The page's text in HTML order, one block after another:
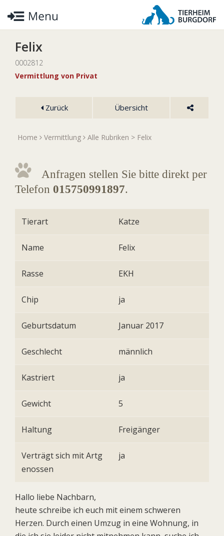
Felix
0002812
Vermittlung von Privat
Zurück Übersicht
Home Vermittlung Alle Rubriken > Felix
Anfragen stellen Sie bitte direkt per
Telefon 015750991897.
Tierart Katze
Name Felix
Rasse EKH
Chip ja
Geburtsdatum Januar 2017
Geschlecht männlich
Kastriert ja
Gewicht 5
Haltung Freigänger
Verträgt sich mit Artg
enossen
ja
Hallo liebe Nachbarn,
heute schreibe ich euch mit einem schweren
Herzen. Durch einen Umzug in eine Wohnung, in